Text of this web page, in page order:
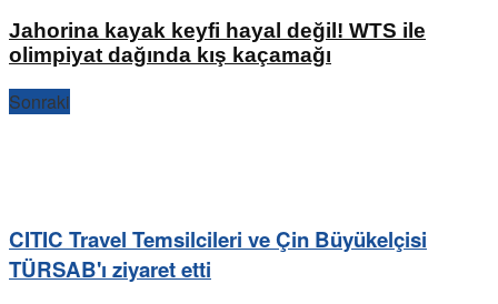
Jahorina kayak keyfi hayal değil! WTS ile
olimpiyat dağında kış kaçamağı
Sonraki
CITIC Travel Temsilcileri ve Çin Büyükelçisi
TÜRSAB'ı ziyaret etti